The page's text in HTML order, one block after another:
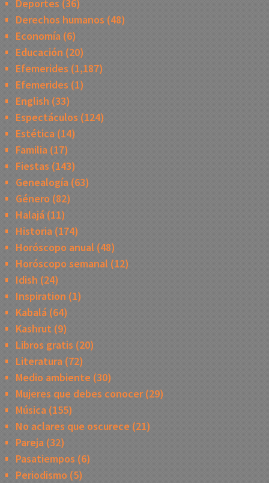
Deportes (36)
Derechos humanos (48)
Economía(6)
Educación (20)
Efemerides (1,187)
Efemerides (1)
English (33)
Espectáculos (124)
Estética(14)
Familia(17)
Fiestas (143)
Genealogía(63)
Género (82)
Halajá(11)
Historia(174)
Horóscopo anual (48)
Horóscopo semanal (12)
Idish (24)
Inspiration (1)
Kabalá(64)
Kashrut (9)
Libros gratis (20)
Literatura(72)
Medio ambiente (30)
Mujeres que debes conocer(29)
Música(155)
No aclares que oscurece (21)
Pareja(32)
Pasatiempos (6)
Periodismo (5)